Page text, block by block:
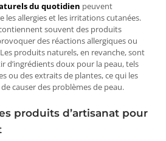
du quotidien peuvent
les allergies et les irritations cutanées.
souvent des produits
des réactions allergiques ou
produits naturels, en revanche, sont
d’ingrédients doux pour la peau, tels
ou des extraits de plantes, ce qui les
causer des problèmes de peau.
produits d’artisanat pour